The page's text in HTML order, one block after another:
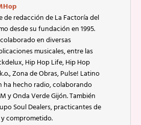
de redacción de La Factoría del
desde su fundación en 1995.
en diversas
musicales, entre las
Hip Hop Life, Hip Hop
Zona de Obras, Pulse! Latino
ha hecho radio, colaborando
y Onda Verde Gijón. También
Soul Dealers, practicantes de
comprometido.